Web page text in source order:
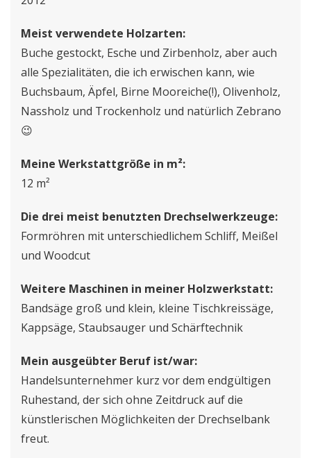
Meist verwendete Holzarten:
Buche gestockt, Esche und Zirbenholz, aber auch
alle Spezialitäten, die ich erwischen kann, wie
Buchsbaum, Äpfel, Birne Mooreiche(!), Olivenholz,
Nassholz und Trockenholz und natürlich Zebrano
😉
Meine Werkstattgröße in m²:
12 m²
Die drei meist benutzten Drechselwerkzeuge:
Formröhren mit unterschiedlichem Schliff, Meißel
und Woodcut
Weitere Maschinen in meiner Holzwerkstatt:
Bandsäge groß und klein, kleine Tischkreissäge,
Kappsäge, Staubsauger und Schärftechnik
Mein ausgeübter Beruf ist/war:
Handelsunternehmer kurz vor dem endgültigen
Ruhestand, der sich ohne Zeitdruck auf die
künstlerischen Möglichkeiten der Drechselbank
freut.